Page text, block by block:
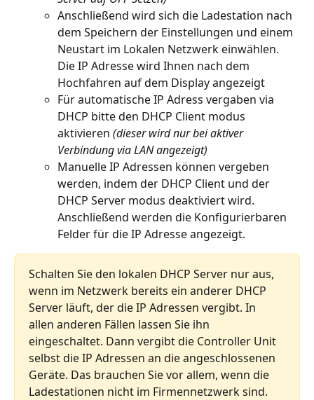
Anschließend wird sich die Ladestation nach
dem Speichern der Einstellungen und einem
Neustart im Lokalen Netzwerk einwählen.
Die IP Adresse wird Ihnen nach dem
Hochfahren auf dem Display angezeigt
Für automatische IP Adress vergaben via
DHCP bitte den DHCP Client modus
aktivieren (dieser wird nur bei aktiver
Verbindung via LAN angezeigt)
Manuelle IP Adressen können vergeben
werden, indem der DHCP Client und der
DHCP Server modus deaktiviert wird.
Anschließend werden die Konfigurierbaren
Felder für die IP Adresse angezeigt.
Schalten Sie den lokalen DHCP Server nur aus,
wenn im Netzwerk bereits ein anderer DHCP
Server läuft, der die IP Adressen vergibt. In
allen anderen Fällen lassen Sie ihn
eingeschaltet. Dann vergibt die Controller Unit
selbst die IP Adressen an die angeschlossenen
Geräte. Das brauchen Sie vor allem, wenn die
Ladestationen nicht im Firmennetzwerk sind.